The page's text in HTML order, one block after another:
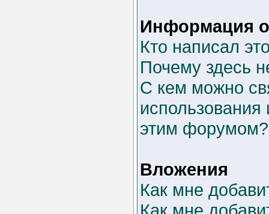
Информация
Кто написал
Почему здесь
С кем можно
этим форумом?
Вложения
Как мне